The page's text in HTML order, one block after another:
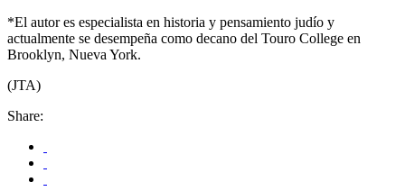
*El autor es especialista en historia y pensamiento judío y
actualmente se desempeña como decano del Touro College en
Brooklyn, Nueva York.
(JTA)
Share: